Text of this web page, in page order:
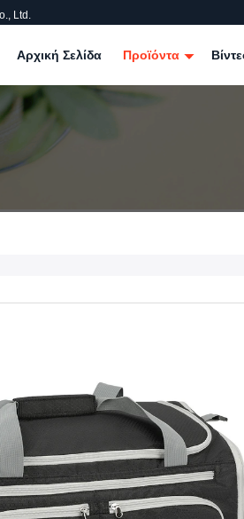
Ltd.
Αρχική Σελίδα Προϊόντα